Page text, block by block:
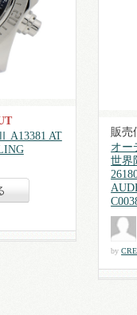
A13381 AT
販売
オー
世界
by